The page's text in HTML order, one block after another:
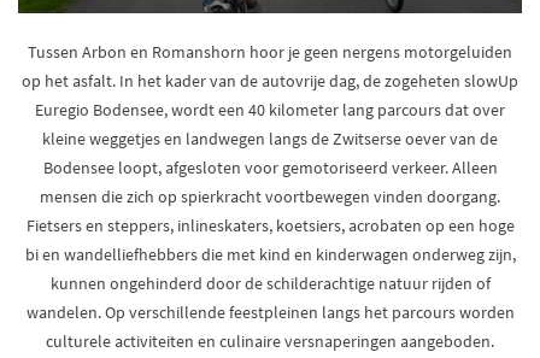
Tussen Arbon en Romanshorn hoor je geen nergens motorgeluiden
op het asfalt. In het kader van de autovrije dag, de zogeheten slowUp
Euregio Bodensee, wordt een 40 kilometer lang parcours dat over
kleine weggetjes en landwegen langs de Zwitserse oever van de
Bodensee loopt, afgesloten voor gemotoriseerd verkeer. Alleen
mensen die zich op spierkracht voortbewegen vinden doorgang.
Fietsers en steppers, inlineskaters, koetsiers, acrobaten op een hoge
bi en wandelliefhebbers die met kind en kinderwagen onderweg zijn,
kunnen ongehinderd door de schilderachtige natuur rijden of
wandelen. Op verschillende feestpleinen langs het parcours worden
culturele activiteiten en culinaire versnaperingen aangeboden.